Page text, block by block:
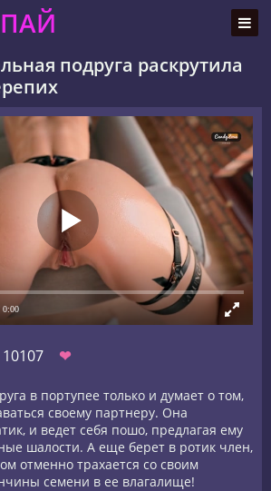
подруга раскрутила
0:00
10107 ❤
в портупее только и думает о том,
своему партнеру. Она
и ведет себя пошо, предлагая ему
шалости. А еще берет в ротик член,
отменно трахается со своим
семени в ее влагалище!